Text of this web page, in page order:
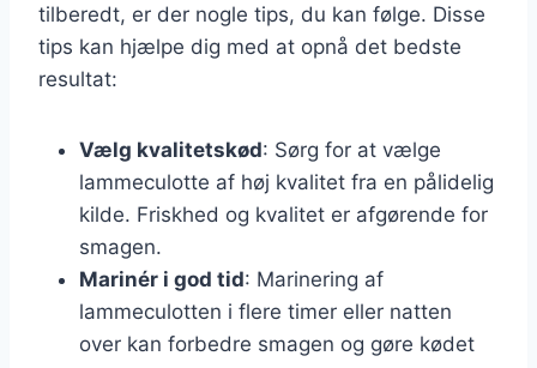
tilberedt, er der nogle tips, du kan følge. Disse
tips kan hjælpe dig med at opnå det bedste
resultat:
Vælg kvalitetskød: Sørg for at vælge
lammeculotte af høj kvalitet fra en pålidelig
kilde. Friskhed og kvalitet er afgørende for
smagen.
Marinér i god tid: Marinering af
lammeculotten i flere timer eller natten
over kan forbedre smagen og gøre kødet